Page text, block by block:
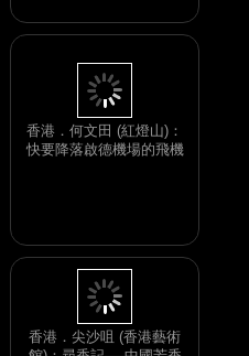
香港．何文田 (紅燈山)：